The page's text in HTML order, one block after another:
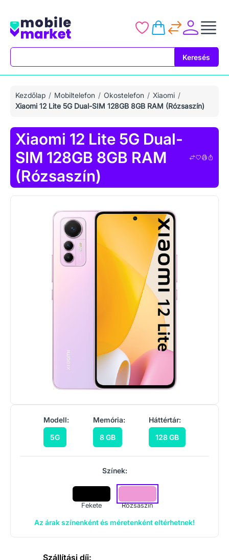
Keresés
Kezdőlap Mobiltelefon Okostelefon
Xiaomi
Xiaomi 12 Lite 5G Dual-SIM 128GB 8GB RAM (Rózsaszín)
Xiaomi 12 Lite 5G Dual-
SIM 128GB 8GB RAM
(Rózsaszín)
Modell:
5G
Memória:
8 GB
Háttértár:
128 GB
Színek:
Fekete Rózsaszín
Az árak színenként és méretenként eltérhetnek!
Szállítási díj: